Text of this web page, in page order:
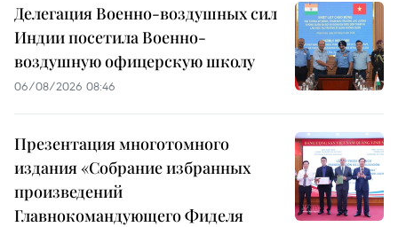
Делегация Военно-воздушных сил
Индии посетила Военно-
воздушную офицерскую школу
06/08/2026 08:46
Презентация многотомного
издания «Собрание избранных
произведений
Главнокомандующего Фиделя